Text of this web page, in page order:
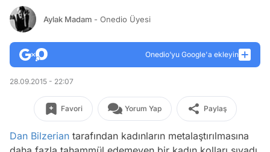
Aylak Madam - Onedio Üyesi
Onedio’yu Google'a ekleyin
28.09.2015 - 22:07
Favori Yorum Yap Paylaş
Dan Bilzerian tarafından kadınların metalaştırılmasına